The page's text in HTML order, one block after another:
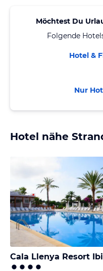
Möchtest Du
Folgende
Hotel &
Nur
Hotel nähe
Cala Llenya Resort